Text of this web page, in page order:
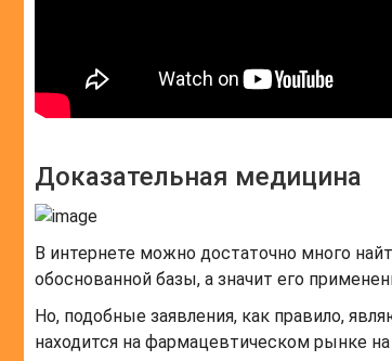
Доказательная медицина
В интернете можно достаточно много
обоснованной базы, а значит его
Но, подобные заявления, как правило,
находится на фармацевтическом рынке